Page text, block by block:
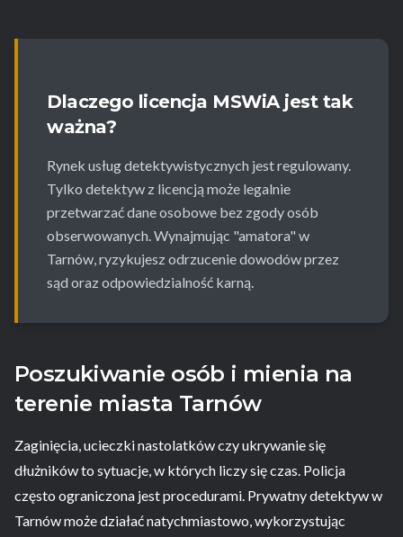
Dlaczego licencja MSWiA jest tak
ważna?
Rynek usług detektywistycznych jest regulowany.
Tylko detektyw z licencją może legalnie
przetwarzać dane osobowe bez zgody osób
obserwowanych. Wynajmując "amatora" w
Tarnów, ryzykujesz odrzucenie dowodów przez
sąd oraz odpowiedzialność karną.
Poszukiwanie osób i mienia na
terenie miasta Tarnów
Zaginięcia, ucieczki nastolatków czy ukrywanie się
dłużników to sytuacje, w których liczy się czas. Policja
często ograniczona jest procedurami. Prywatny detektyw w
Tarnów może działać natychmiastowo, wykorzystując